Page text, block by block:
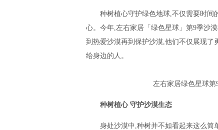
种树植心守护绿色地球,不仅需要时间
心。今年,左右家居「绿色星球」第9季沙
到热爱沙漠再到保护沙漠,他们不仅展现
给身边的人。
左右家居绿色星球
种树植心 守护沙漠生态
身处沙漠中,种树并不如看起来这么简